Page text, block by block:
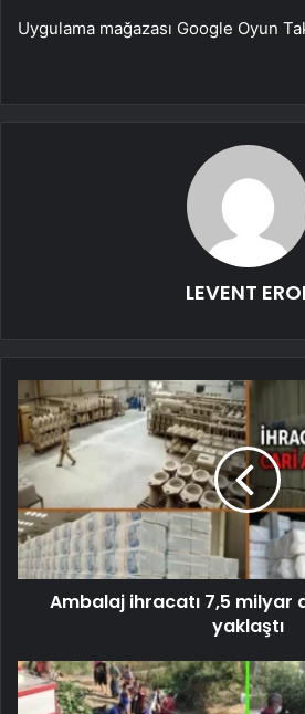
Uygulama mağazası Google Oyun
LEVENT
Ambalaj ihracatı 7,5 milyar
yaklaştı